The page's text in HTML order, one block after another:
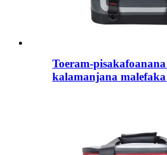
Toeram-
kalamanjana